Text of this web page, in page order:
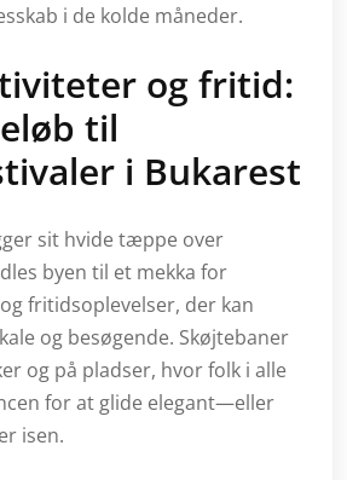
i de kolde måneder.
og fritid:
til
i Bukarest
sit hvide tæppe over
byen til et mekka for
fritidsoplevelser, der kan
og besøgende. Skøjtebaner
og på pladser, hvor folk i alle
for at glide elegant—eller
isen.